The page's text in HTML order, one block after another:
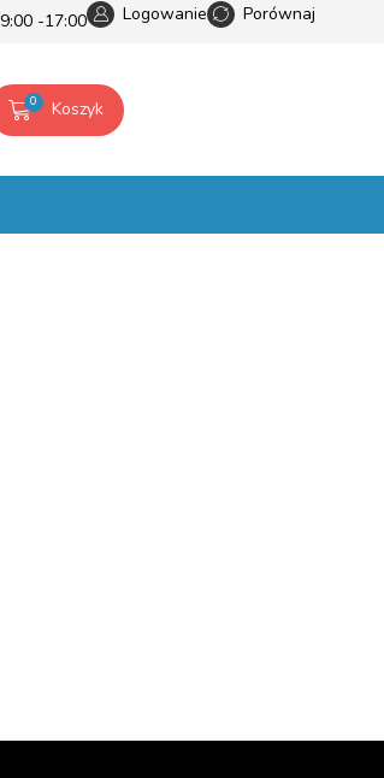
-17:00 Logowanie Porównaj
0 Koszyk